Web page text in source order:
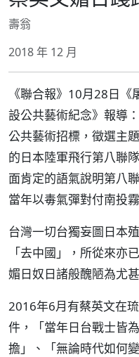
壽翁
2018 年 12 月
《聯合報》10月28日
設公共藝術紀念》報導
公共藝術招標，徵選主
的日本陸軍飛行第八聯
面肯定的語氣說明第八
當年以毒氣彈對付南投
台灣一切台獨妄圖日本
「去中國」，所從來亦
媚日奴日諸般醜陋為尤
2016年6月有蔡英文在
件，「當年日台戰士皆
擔」、「無論時代如何